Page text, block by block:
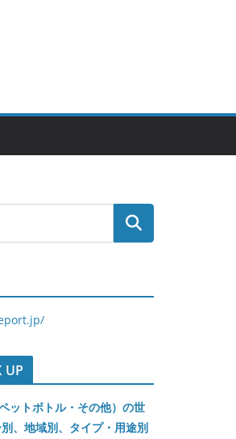
UP
ットボトル・その他）の世
、地域別、タイプ・用途別